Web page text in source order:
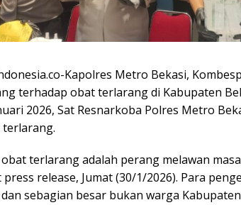
Kapolres Metro Bekasi,
terhadap obat terlarang di Kabupaten
2026, Sat Resnarkoba Polres Metro
terlarang adalah perang melawan
release, Jumat (30/1/2026). Para
sebagian besar bukan warga